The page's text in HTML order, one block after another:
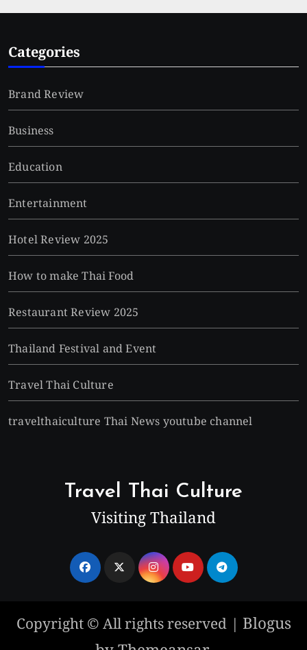
Categories
Brand Review
Business
Education
Entertainment
Hotel Review 2025
How to make Thai Food
Restaurant Review 2025
Thailand Festival and Event
Travel Thai Culture
travelthaiculture Thai News youtube channel
Travel Thai Culture
Visiting Thailand
Copyright © All rights reserved | Blogus